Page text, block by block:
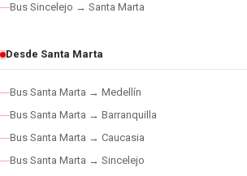
Bus Sincelejo → Santa Marta
Desde Santa Marta
Bus Santa Marta → Medellín
Bus Santa Marta → Barranquilla
Bus Santa Marta → Caucasia
Bus Santa Marta → Sincelejo